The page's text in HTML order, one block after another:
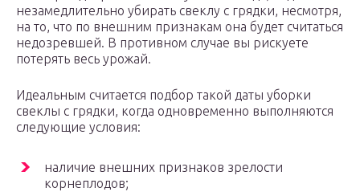
незамедлительно убирать свеклу с грядки, несмотря,
на то, что по внешним признакам она будет считаться
недозревшей. В противном случае вы рискуете
потерять весь урожай.
Идеальным считается подбор такой даты уборки
свеклы с грядки, когда одновременно выполняются
следующие условия:
наличие внешних признаков зрелости
корнеплодов;